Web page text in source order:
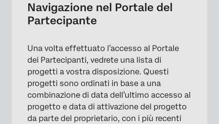
Navigazione nel Portale del
Partecipante
Una volta effettuato l’accesso al Portale
dei Partecipanti, vedrete una lista di
progetti a vostra disposizione. Questi
progetti sono ordinati in base a una
combinazione di data dell’ultimo accesso al
progetto e data di attivazione del progetto
da parte del proprietario, con i più recenti